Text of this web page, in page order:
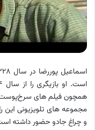
همچون فیلم های سرخ‌پوست،
مجموعه های تلویزیونی این
و چراغ جادو حضور داشته